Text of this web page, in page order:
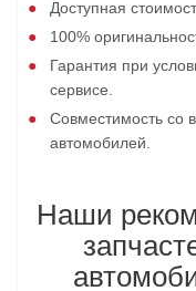
Доступная
100%
Гарантия при
сервисе.
Совместимость со
автомобилей.
Наши